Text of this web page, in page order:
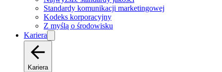
Standardy komunikacji marketingowej
Kodeks korporacyjny
Z myślą o środowisku
Kariera
Kariera